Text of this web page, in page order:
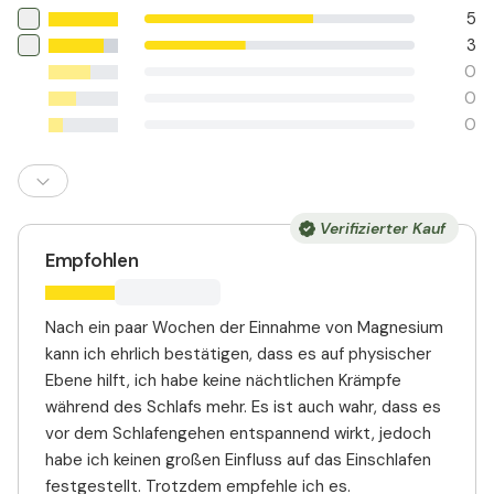
5
3
0
0
0
Verifizierter Kauf
Empfohlen
Nach ein paar Wochen der Einnahme von Magnesium
kann ich ehrlich bestätigen, dass es auf physischer
Ebene hilft, ich habe keine nächtlichen Krämpfe
während des Schlafs mehr. Es ist auch wahr, dass es
vor dem Schlafengehen entspannend wirkt, jedoch
habe ich keinen großen Einfluss auf das Einschlafen
festgestellt. Trotzdem empfehle ich es.